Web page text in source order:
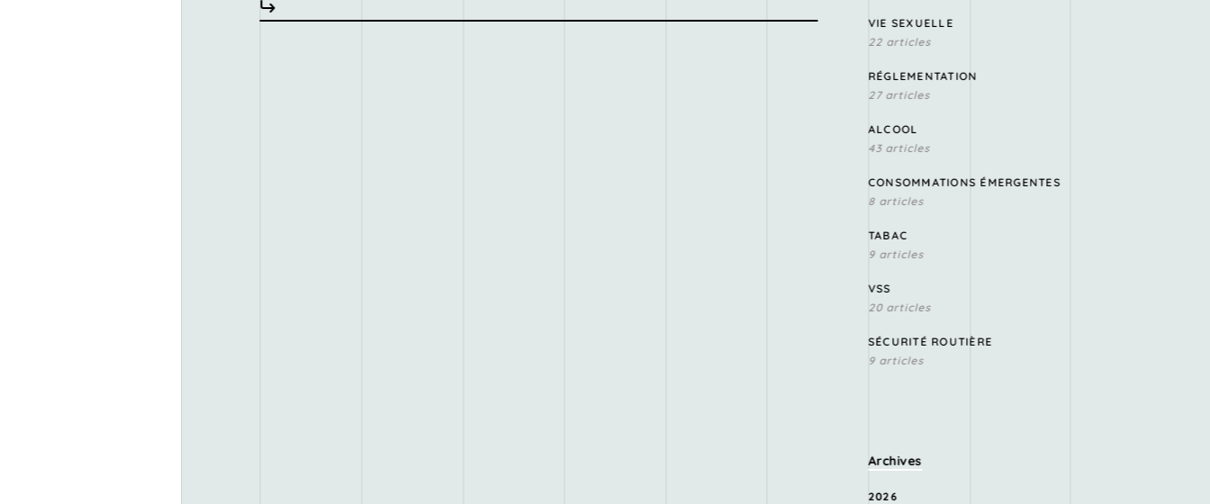
VIE SEXUELLE
22 articles
RÉGLEMENTATION
27 articles
ALCOOL
43 articles
CONSOMMATIONS ÉMERGENTES
8 articles
TABAC
9 articles
VSS
20 articles
SÉCURITÉ ROUTIÈRE
9 articles
Archives
2026